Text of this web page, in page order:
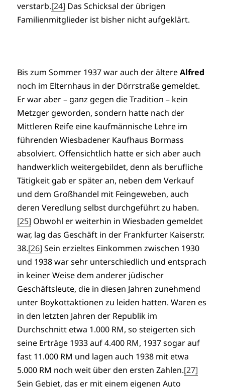
verstarb.[24] Das Schicksal der übrigen
Familienmitglieder ist bisher nicht aufgeklärt.
Bis zum Sommer 1937 war auch der ältereAlfred
noch im Elternhaus in der Dörrstraße gemeldet.
Er war aber – ganz gegen die Tradition – kein
Metzger geworden, sondern hatte nach der
Mittleren Reife eine kaufmännische Lehre im
führenden Wiesbadener Kaufhaus Bormass
absolviert. Offensichtlich hatte er sich aber auch
handwerklich weitergebildet, denn als berufliche
Tätigkeit gab er später an, neben dem Verkauf
und dem Großhandel mit Feingeweben, auch
deren Veredlung selbst durchgeführt zu haben.
[25] Obwohl er weiterhin in Wiesbaden gemeldet
war, lag das Geschäft in der Frankfurter Kaiserstr.
38.[26] Sein erzieltes Einkommen zwischen 1930
und 1938 war sehr unterschiedlich und entsprach
in keiner Weise dem anderer jüdischer
Geschäftsleute, die in diesen Jahren zunehmend
unter Boykottaktionen zu leiden hatten. Waren es
in den letzten Jahren der Republik im
Durchschnitt etwa 1.000 RM, so steigerten sich
seine Erträge 1933 auf 4.400 RM, 1937 sogar auf
fast 11.000 RM und lagen auch 1938 mit etwa
5.000 RM noch weit über den ersten Zahlen.[27]
Sein Gebiet, das er mit einem eigenen Auto